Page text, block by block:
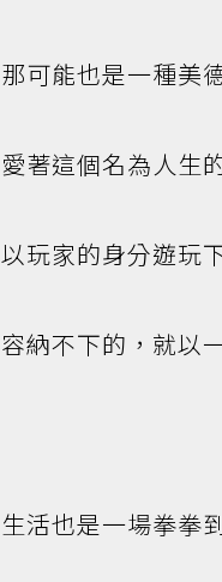
那可能也是一種美
愛著這個名為人生
以玩家的身分遊
容納不下的，就以
生活也是一場拳拳